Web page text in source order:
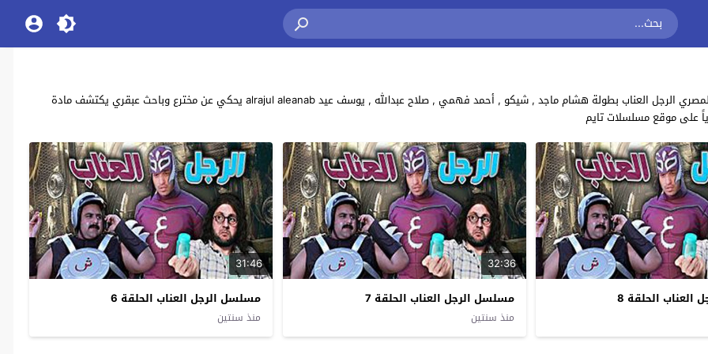
مشاهدة وتحميل جميع حلقات مسلسل الدراما والكوميديا والخيال العلمي المصري الرجل العناب بطولة هشام ماجد , شيكو , أحمد فهمي , صلاح عبدالله , يوسف عيد alrajul aleanab يحكي عن مخترع وباحث عبقري يكتشف مادة
على موقع مسلسلات تايم
الحلقة 8
32:36
مسلسل الرجل العناب الحلقة 7
منذ سنتين
31:46
مسلسل الرجل العناب الحلقة 6
منذ سنتين